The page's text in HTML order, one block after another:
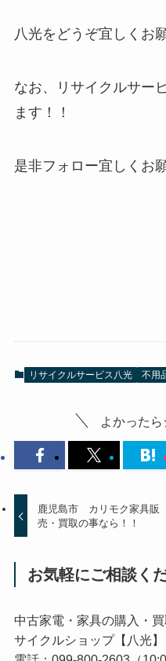
八光をどうぞ宜しくお
なお、リサイクルサー
ます！！
是非フォロー宜しく
リサイクルサービス八光 不用
よかったら
鹿児島市 カリモク家具販
売・買取の事なら！！
お気軽にご相談く
中古家電・家具の購入・
サイクルショップ【八光】